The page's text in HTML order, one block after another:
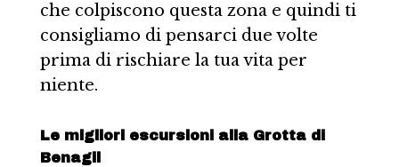
che colpiscono questa zona e quindi ti
consigliamo di pensarci due volte
prima di rischiare la tua vita per
niente.
Le migliori escursioni alla Grotta di
Benagil